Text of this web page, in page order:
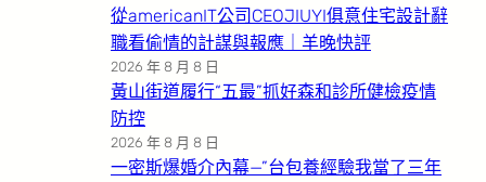
從americanIT公司CEOJIUYI俱意住宅設計辭
職看偷情的計謀與報應｜羊晚快評
2026 年 8 月 8 日
黃山街道履行“五最”抓好森和診所健檢疫情
防控
2026 年 8 月 8 日
一密斯爆婚介內幕—”台包養經驗我當了三年